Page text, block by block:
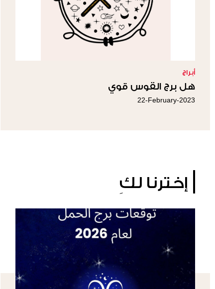
أبراج
هل برج القوس قوي
22-February-2023
إخترنا لكِ